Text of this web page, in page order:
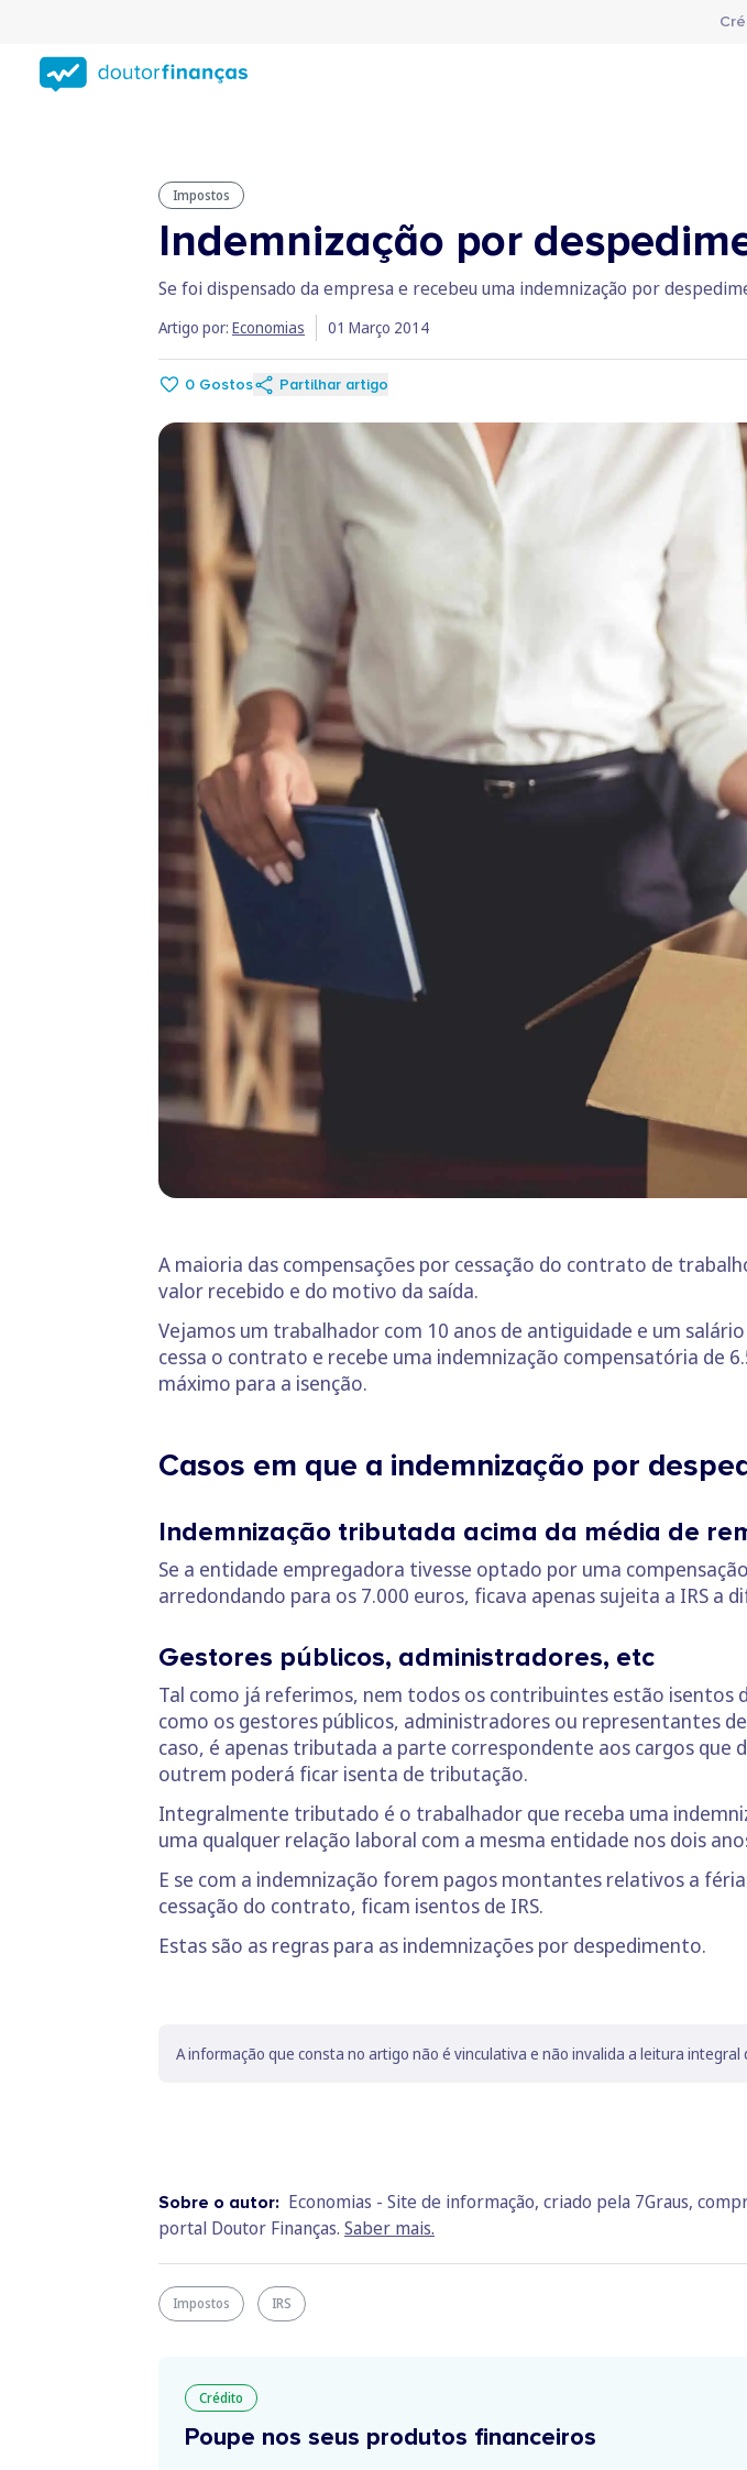
conteúdo
principal
Impostos
Indemnização por
Se foi dispensado da empresa e recebeu uma indemnização por
Artigo por: Economias 01 Março 2014
0 Gostos Partilhar artigo
A maioria das compensações por cessação do contrato de
valor recebido e do motivo da saída.
Vejamos um trabalhador com 10 anos de antiguidade e um
cessa o contrato e recebe uma indemnização compensatória de
máximo para a isenção.
Casos em que a indemnização por
Indemnização tributada acima da média de
Se a entidade empregadora tivesse optado por uma
arredondando para os 7.000 euros, ficava apenas sujeita a IRS a
Gestores públicos, administradores, etc
Tal como já referimos, nem todos os contribuintes estão isentos
como os gestores públicos, administradores ou representantes
caso, é apenas tributada a parte correspondente aos cargos
outrem poderá ficar isenta de tributação.
Integralmente tributado é o trabalhador que receba uma
uma qualquer relação laboral com a mesma entidade nos dois
E se com a indemnização forem pagos montantes relativos a
cessação do contrato, ficam isentos de IRS.
Estas são as regras para as indemnizações por despedimento.
A informação que consta no artigo não é vinculativa e não invalida a leitura
Sobre o autor: Economias - Site de informação, criado pela 7Graus,
portal Doutor Finanças. Saber mais.
Impostos IRS
Crédito
Poupe nos seus produtos financeiros